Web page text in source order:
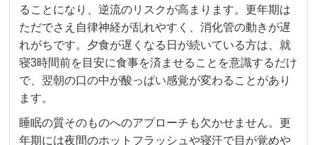
ることになり、逆流のリスクが高まります。更年期は
ただでさえ自律神経が乱れやすく、消化管の動きが遅
れがちです。夕食が遅くなる日が続いている方は、就
寝3時間前を目安に食事を済ませることを意識するだけ
で、翌朝の口の中が酸っぱい感覚が変わることがあり
ます。
睡眠の質そのものへのアプローチも欠かせません。更
年期には夜間のホットフラッシュや寝汗で目が覚めや